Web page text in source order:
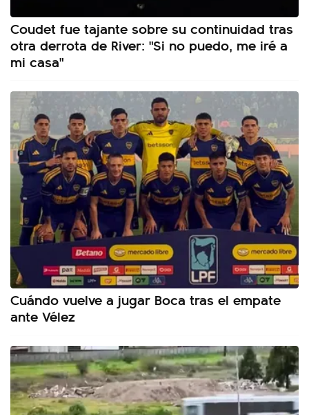
Coudet fue tajante sobre su continuidad tras
otra derrota de River: "Si no puedo, me iré a
mi casa"
Cuándo vuelve a jugar Boca tras el empate
ante Vélez